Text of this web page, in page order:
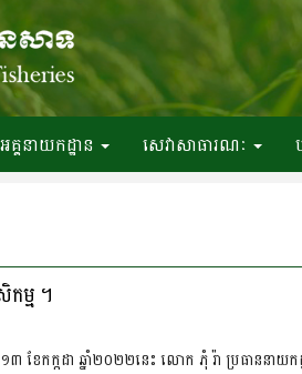
អគ្គនាយកដ្ឋាន សេវាសាធារណៈ
កម្ម ។
ក្កដា ឆ្នាំ២០២២នេះ លោក ភុំ រ៉ា ប្រធាននាយកដ្ឋ